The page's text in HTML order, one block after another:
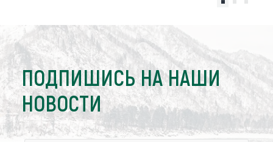
ПОДПИШИСЬ НА НАШИ
НОВОСТИ